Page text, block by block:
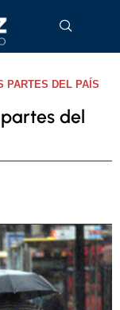
PARTES DEL PAÍS
del